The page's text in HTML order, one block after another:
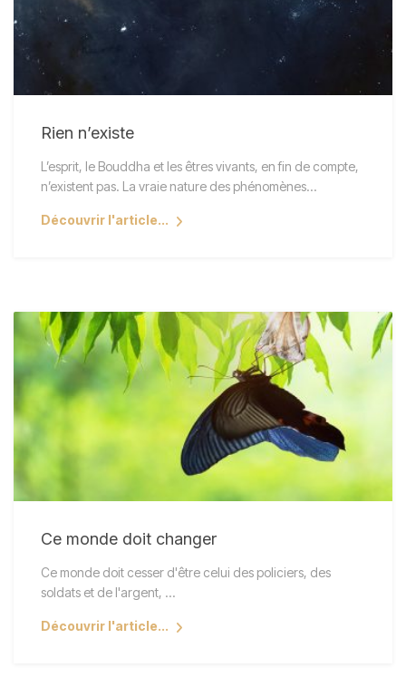
Rien n’existe
L’esprit, le Bouddha et les êtres vivants, en fin de compte,
n’existent pas. La vraie nature des phénomènes…
Découvrir l'article...
Ce monde doit changer
Ce monde doit cesser d'être celui des policiers, des
soldats et de l'argent, ...
Découvrir l'article...